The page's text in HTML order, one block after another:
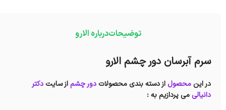
توضیحاتدرباره الارو
سرم آبرسان دور چشم الارو
در این محصول از دسته بندی محصولات دور چشماز سایتدکتر
دانیالیمی پردازیم به :